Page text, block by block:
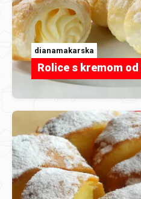
dianamakarska
Rolice s kremom